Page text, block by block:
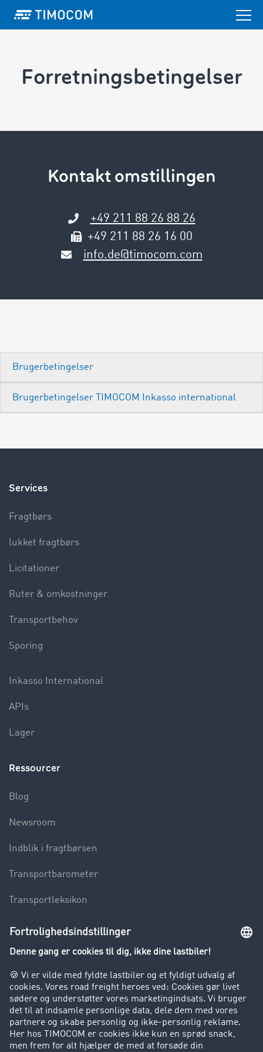
Forretningsbetingelser
Kontakt omstillingen
+49 211 88 26 88 26
+49 211 88 26 16 00
info.de@timocom.com
Brugerbetingelser
Brugerbetingelser TIMOCOM Inkasso international
Services
Fragtbørs
lukket fragtbørs
Licitationer
Ruter & omkostninger
Transportbehov
Sporing
Inkasso International
APIs
Lager
Ressourcer
Blog
Newsroom
Indblik i fragtbørsen
Transportbarometer
Transportleksikon
Lastbilkørsel forbudt
Kunder hverver kunder
Success Stories
Support